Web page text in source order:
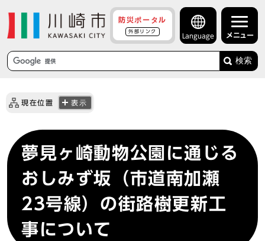
防災ポータル
外部リンク
Language メニュー
検索
現在位置 表示
夢見ヶ崎動物公園に通じる
おしみず坂（市道南加瀬
23号線）の街路樹更新工
事について